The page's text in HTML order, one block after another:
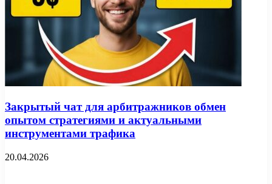
Закрытый чат для арбитражников обмен
опытом стратегиями и актуальными
инструментами трафика
20.04.2026